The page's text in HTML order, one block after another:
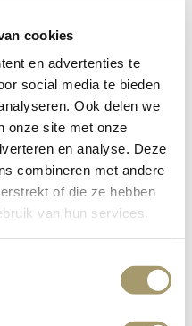
cookies
en advertenties te
social media te bieden
Ook delen we
onze site met onze
en analyse. Deze
combineren met andere
of die ze hebben
van hun services.
ik echt mijn energie uit
einde een belevenis
gasten met een glimlach
tussen
in elkaar naar boven
om zo naar een
zijn nu bezig met thee
is zo gaaf om de
te proeven en dan een
bij past en te